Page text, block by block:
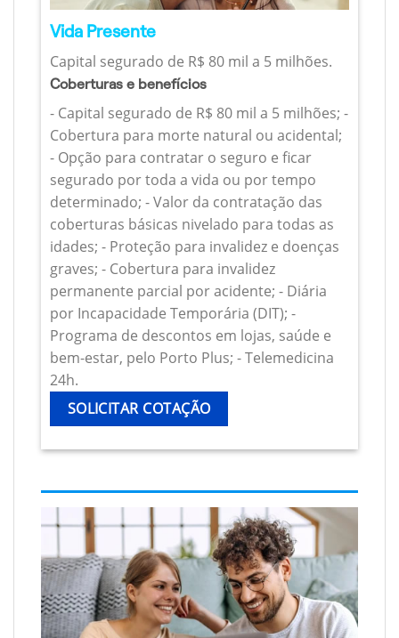
Vida Presente
Capital segurado de R$ 80 mil a 5 milhões.
Coberturas e benefícios
- Capital segurado de R$ 80 mil a 5 milhões; -
Cobertura para morte natural ou acidental;
- Opção para contratar o seguro e ficar
segurado por toda a vida ou por tempo
determinado; - Valor da contratação das
coberturas básicas nivelado para todas as
idades; - Proteção para invalidez e doenças
graves; - Cobertura para invalidez
permanente parcial por acidente; - Diária
por Incapacidade Temporária (DIT); -
Programa de descontos em lojas, saúde e
bem-estar, pelo Porto Plus; - Telemedicina
24h.
SOLICITAR COTAÇÃO